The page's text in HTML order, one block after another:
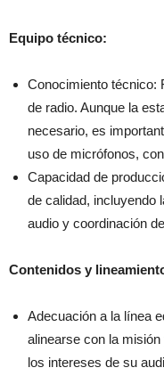
Equipo técnico:
Conocimiento técnico:
de radio. Aunque la
necesario, es
uso de micrófonos,
Capacidad de
de calidad, incluyendo
audio y coordinación
Contenidos y
Adecuación a la línea
alinearse con la
los intereses de su